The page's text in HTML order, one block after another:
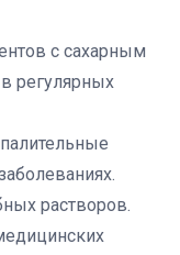
с сахарным
регулярных
растворов.